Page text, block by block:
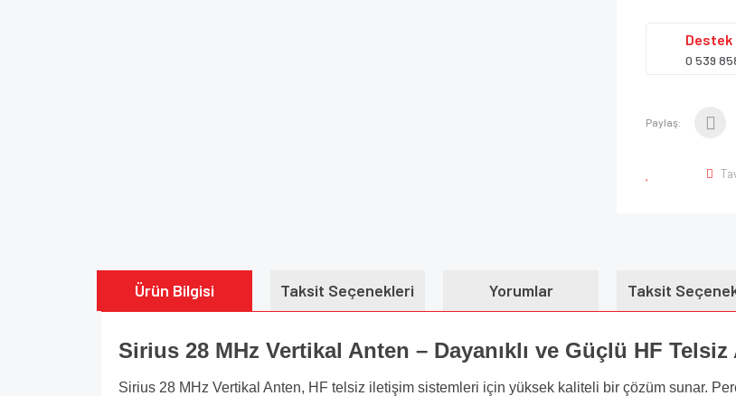
Destek
0 539
Paylaş:
Ürün Bilgisi Taksit Seçenekleri Yorumlar Taksit
Sirius 28 MHz Vertikal Anten – Dayanıklı ve Güçlü HF Telsiz
Sirius 28 MHz Vertikal Anten, HF telsiz iletişim sistemleri için yüksek kaliteli bir çözüm sunar.